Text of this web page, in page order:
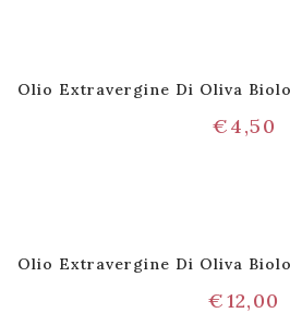
Olio Extravergine Di Oliva
€4,50
Olio Extravergine Di Oliva
€12,00